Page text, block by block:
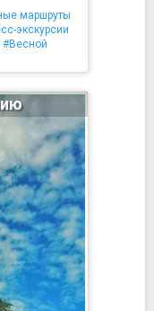
маршруты
экскурсии
#Весной